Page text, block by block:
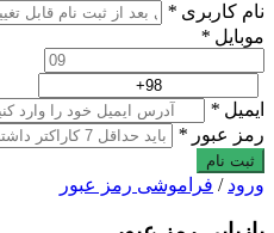
نام کاربری *
موبایل *
ایمیل *
رمز عبور *
ثبت نام
ورود / فراموشی رمز عبور